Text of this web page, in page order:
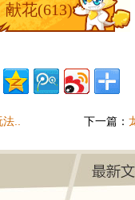
献花(613)
法.. 下一篇：